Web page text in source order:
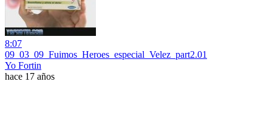
8:07
09_03_09_Fuimos_Heroes_especial_Velez_part2.01
Yo Fortin
hace 17 años